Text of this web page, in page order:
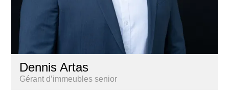
Dennis Artas
Gérant d’immeubles senior